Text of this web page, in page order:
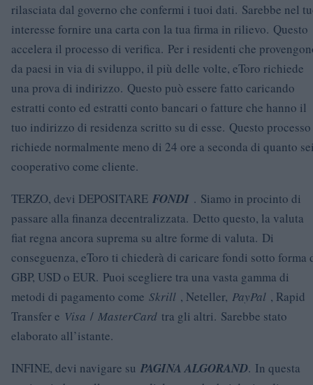
rilasciata dal governo che confermi i tuoi dati. Sarebbe nel
interesse fornire una carta con la tua firma in rilievo. Questo
accelera il processo di verifica. Per i residenti che
da paesi in via di sviluppo, il più delle volte, eToro richiede
una prova di indirizzo. Questo può essere fatto caricando
estratti conto ed estratti conto bancari o fatture che hanno il
tuo indirizzo di residenza scritto su di esse. Questo processo
richiede normalmente meno di 24 ore a seconda di quanto
cooperativo come cliente.
TERZO, devi DEPOSITARE FONDI . Siamo in procinto di
passare alla finanza decentralizzata. Detto questo, la valuta
fiat regna ancora suprema su altre forme di valuta. Di
conseguenza, eToro ti chiederà di caricare fondi sotto forma
GBP, USD o EUR. Puoi scegliere tra una vasta gamma di
metodi di pagamento come Skrill , Neteller, PayPal , Rapid
Transfer e Visa / MasterCard tra gli altri. Sarebbe stato
elaborato all’istante.
INFINE, devi navigare su PAGINA ALGORAND. In questa